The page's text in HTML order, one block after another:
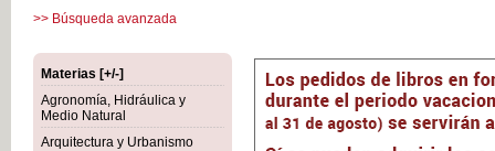
>> Búsqueda avanzada
Materias [+/-]
Agronomía, Hidráulica y
Medio Natural
Arquitectura y Urbanismo